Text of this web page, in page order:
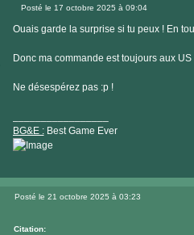
Posté le 17 octobre 2025 à 09:04
Ouais garde la surprise si tu peux ! En
Donc ma commande est toujours aux
Ne désespérez pas :p !
BG&E :Best Game Ever
Visiter
le
Posté le 21 octobre 2025 à 03:23
Citation: